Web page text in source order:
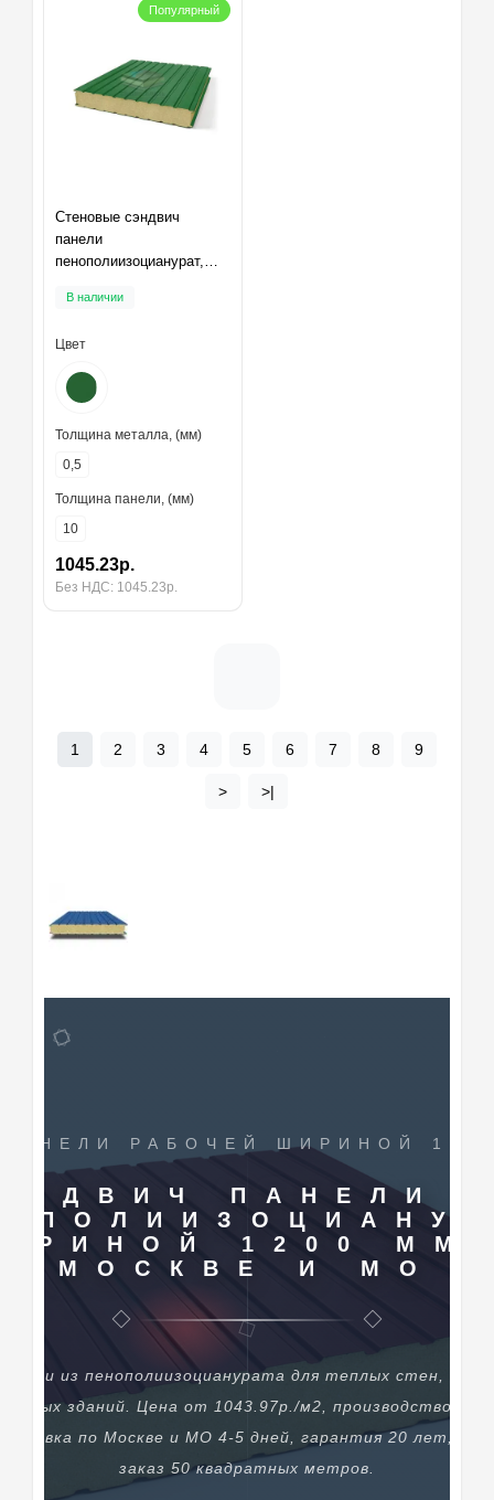
Популярный
Стеновые сэндвич
панели
пенополиизоцианурат,
толщина 10 мм, RAL6002
В наличии
Цвет
Толщина металла, (мм)
0,5
Толщина панели, (мм)
10
1045.23р.
Без НДС: 1045.23р.
1 2 3 4 5 6 7 8 9
> >|
ПАНЕЛИ РАБОЧЕЙ ШИРИНОЙ
ПАНЕЛИ
1200 ММ
МОСКВЕ И МО
из пенополиизоцианурата для теплых стен,
зданий. Цена от 1043.97р./м2, производство
по Москве и МО 4-5 дней, гарантия 20 лет,
заказ 50 квадратных метров.